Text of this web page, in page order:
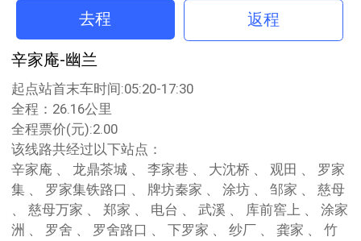
去程 返程
辛家庵-幽兰
起点站首末车时间:05:20-17:30
全程：26.16公里
全程票价(元):2.00
该线路共经过以下站点：
辛家庵 、 龙鼎茶城 、 李家巷 、 大沈桥 、 观田 、 罗家
集 、 罗家集铁路口 、 牌坊秦家 、 涂坊 、 邹家 、 慈母
、 慈母万家 、 郑家 、 电台 、 武溪 、 库前窖上 、 涂家
洲 、 罗舍 、 罗舍路口 、 下罗家 、 纱厂 、 龚家 、 竹